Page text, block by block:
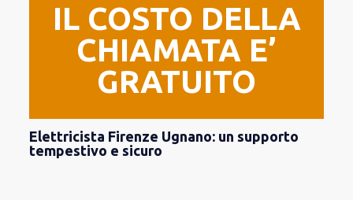
IL COSTO DELLA
CHIAMATA E’
GRATUITO
Elettricista Firenze Ugnano: un supporto
tempestivo e sicuro